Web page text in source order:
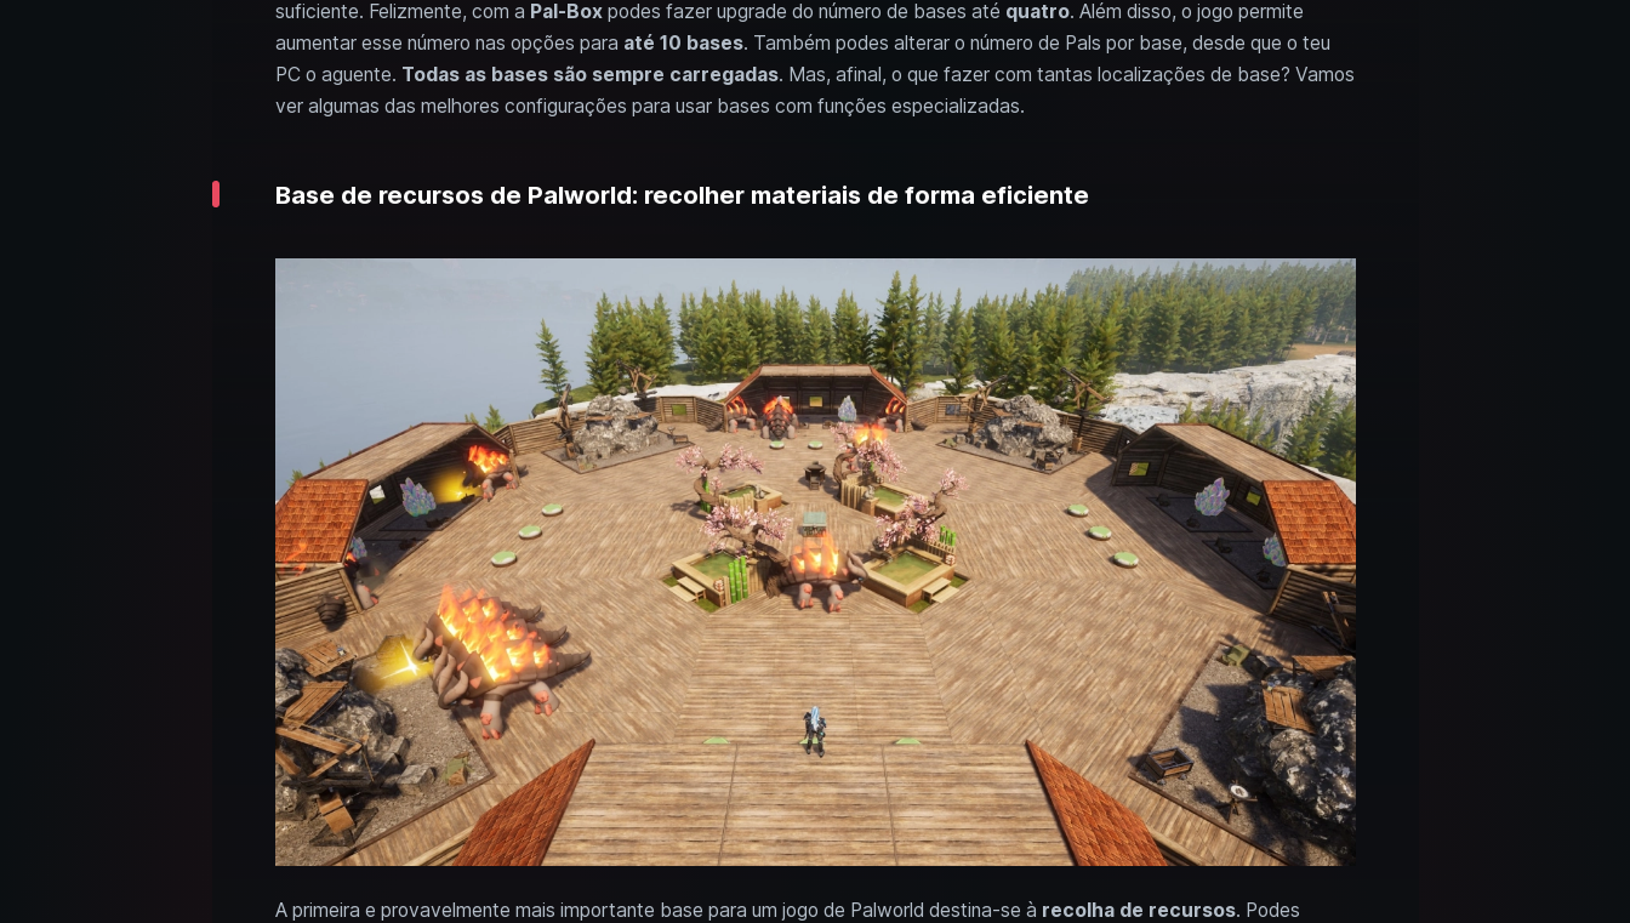
suficiente. Felizmente, com a Pal-Boxpodes fazer upgrade do número de bases até quatro. Além disso, o jogo permite
aumentar esse número nas opções para até 10 bases. Também podes alterar o número de Pals por base, desde que o teu
PC o aguente. Todas as bases são sempre carregadas. Mas, afinal, o que fazer com tantas localizações de base? Vamos
ver algumas das melhores configurações para usar bases com funções especializadas.
Base de recursos de Palworld: recolher materiais de forma eficiente
A primeira e provavelmente mais importante base para um jogo de Palworld destina-se à recolha de recursos. Podes